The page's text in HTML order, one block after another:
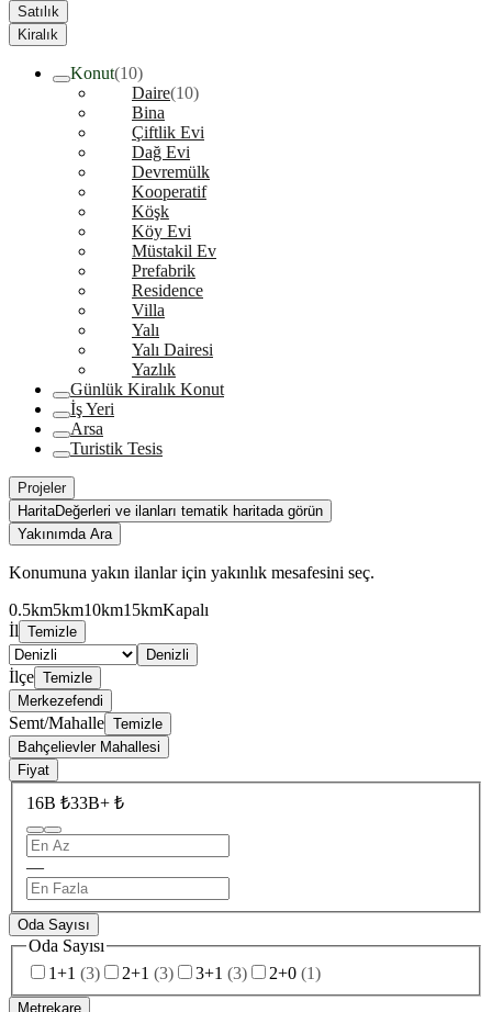
Satılık
Kiralık
Konut(10)
Daire(10)
Bina
Çiftlik Evi
Dağ Evi
Devremülk
Kooperatif
Köşk
Köy Evi
Müstakil Ev
Prefabrik
Residence
Villa
Yalı
Yalı Dairesi
Yazlık
Günlük Kiralık Konut
İş Yeri
Arsa
Turistik Tesis
Projeler
HaritaDeğerleri ve ilanları tematik haritada görün
Yakınımda Ara
Konumuna yakın ilanlar için yakınlık mesafesini seç.
0.5km5km10km15kmKapalı
İl Temizle
Denizli
İlçe Temizle
Merkezefendi
Semt/Mahalle Temizle
Bahçelievler Mahallesi
Fiyat
16B ₺33B+ ₺
—
Oda Sayısı
Oda Sayısı
1+1 (3) 2+1 (3) 3+1 (3) 2+0 (1)
Metrekare